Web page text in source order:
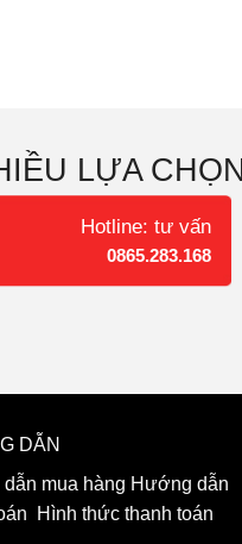
LỰA
Hotline: tư vấn
0865.283.168
DẪN
mua hàng Hướng dẫn
Hình thức thanh toán